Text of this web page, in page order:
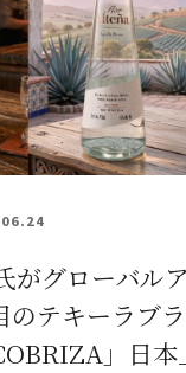
がグローバル
のテキーラブ
」日本